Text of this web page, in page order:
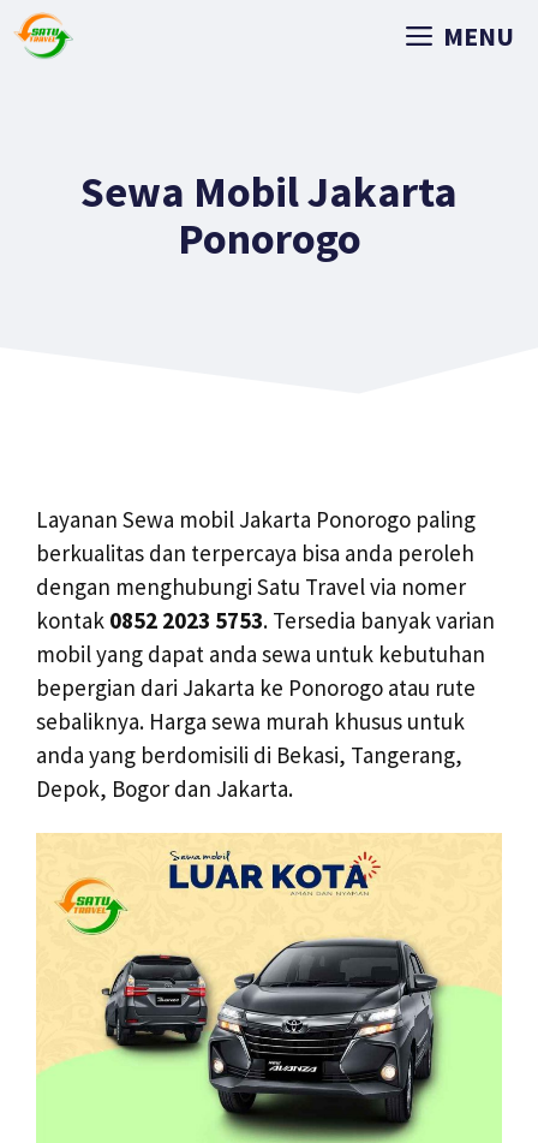
MENU
Sewa Mobil Jakarta
Ponorogo
Layanan Sewa mobil Jakarta Ponorogo paling
berkualitas dan terpercaya bisa anda peroleh
dengan menghubungi Satu Travel via nomer
kontak 0852 2023 5753. Tersedia banyak varian
mobil yang dapat anda sewa untuk kebutuhan
bepergian dari Jakarta ke Ponorogo atau rute
sebaliknya. Harga sewa murah khusus untuk
anda yang berdomisili di Bekasi, Tangerang,
Depok, Bogor dan Jakarta.